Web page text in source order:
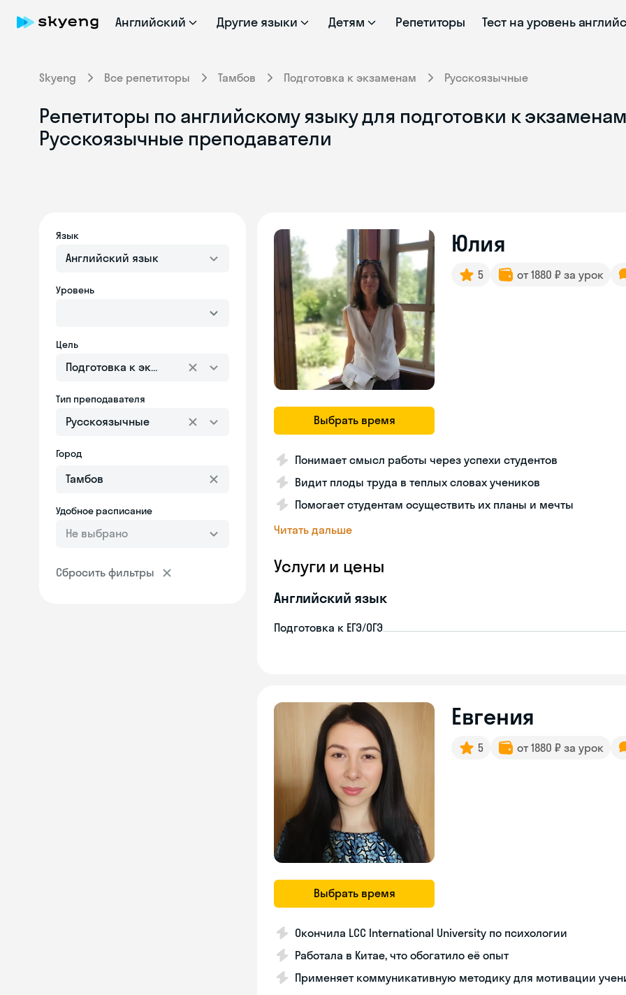
Английский Другие языки Детям Репетиторы Тест на уровень
Skyeng Все репетиторы Тамбов Подготовка к экзаменам Русскоязычные
Репетиторы по английскому языку для подготовки к
Русскоязычные преподаватели
Язык
Английский язык
Уровень
Цель
Подготовка к экзаменам
Тип преподавателя
Русскоязычные
Город
Удобное расписание
Не выбрано
Сбросить фильтры
Выбрать время
Юлия
5 от 1880 ₽ за урок
Понимает смысл работы через успехи студентов
Видит плоды труда в теплых словах учеников
Помогает студентам осуществить их планы и мечты
Читать дальше
Услуги и цены
Английский язык
Подготовка к ЕГЭ/ОГЭ
Выбрать время
Евгения
5 от 1880 ₽ за урок
Окончила LCC International University по психологии
Работала в Китае, что обогатило её опыт
Применяет коммуникативную методику для мотивации